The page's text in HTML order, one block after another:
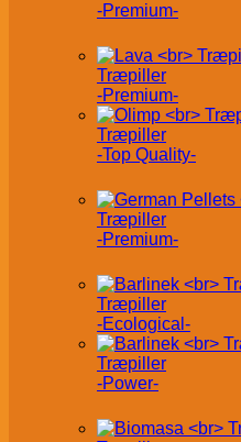
-Premium-
Træpiller
-Premium-
Træpiller
-Top Quality-
Træpiller
-Premium-
Træpiller
-Ecological-
Træpiller
-Power-